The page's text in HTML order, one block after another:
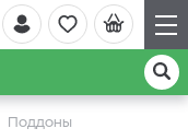
Поддоны